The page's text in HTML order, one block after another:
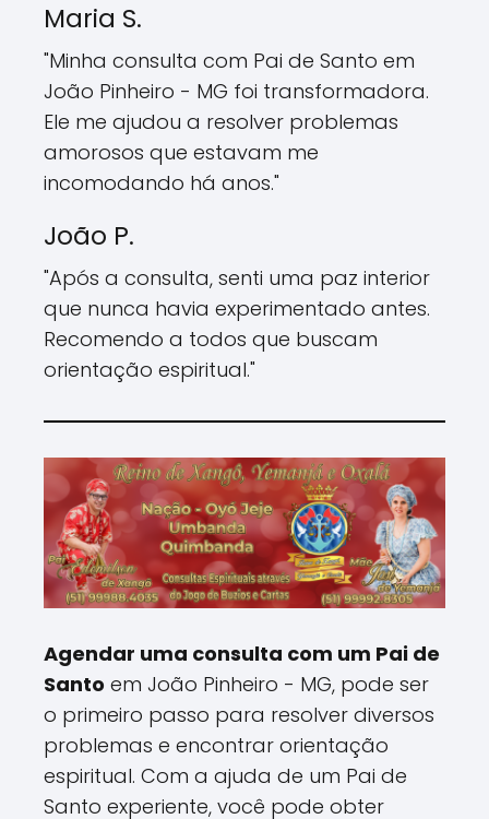
Maria S.
"Minha consulta com Pai de Santo em
João Pinheiro - MG foi transformadora.
Ele me ajudou a resolver problemas
amorosos que estavam me
incomodando há anos."
João P.
"Após a consulta, senti uma paz interior
que nunca havia experimentado antes.
Recomendo a todos que buscam
orientação espiritual."
Agendar uma consulta com um Pai de
Santo em João Pinheiro - MG, pode ser
o primeiro passo para resolver diversos
problemas e encontrar orientação
espiritual. Com a ajuda de um Pai de
Santo experiente, você pode obter